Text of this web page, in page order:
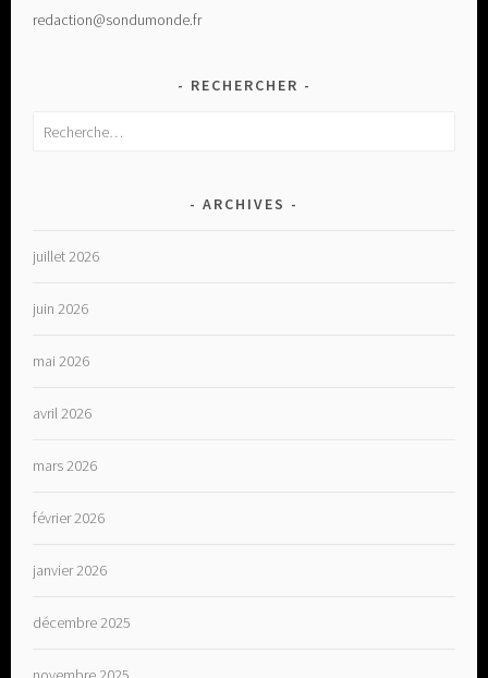
redaction@sondumonde.fr
RECHERCHER
Rechercher :
ARCHIVES
juillet 2026
juin 2026
mai 2026
avril 2026
mars 2026
février 2026
janvier 2026
décembre 2025